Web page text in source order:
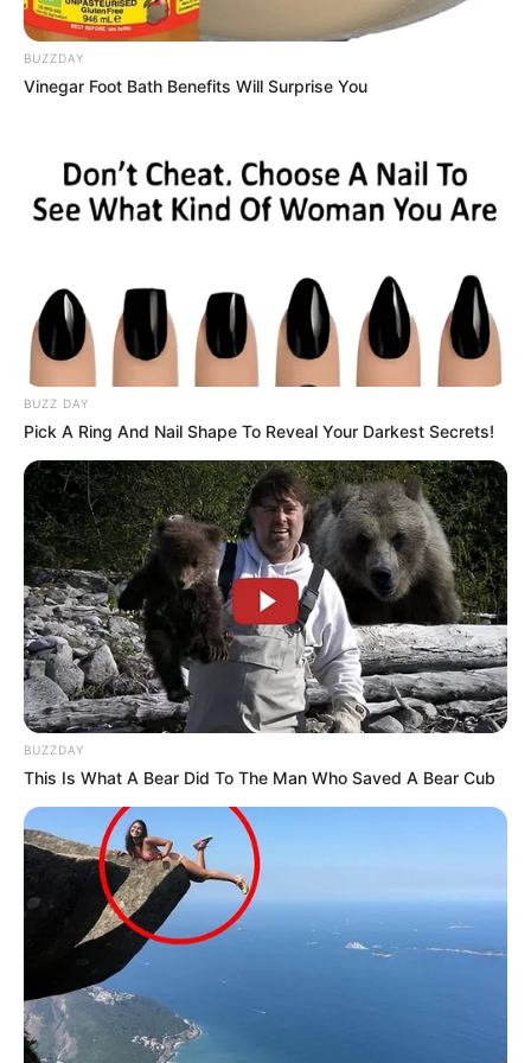
QUINTÉ QATAR PRIX DU JOCKEY
CLUB le Pronostic « Standard » en
1 – 16 – 6 – 10 – 2 – 12 – 3 – 4 / (7)
Découvrez Le Cheval du jour Gagnant ou Placé !
UTILE PAS
QUINTÉ QATAR PRIX DU JOCKEY
CLUB le Pronostic de la presse
PMU de Bilto, Paris-Turf, GENY,
Tiercé-Magazine…
Le pronostic PMU gagnant du Tiercé Quarté Quinté
du jour par 24 des meilleurs quotidiens de la presse
hippique. Le prono turf complet du jour.
Aisne Nouvelle
10 – 6 – 16 – 3 – 12 – 1 – 9 – 4
BILTO.FR
1 – 2 – 6 – 3 – 10 – 12 – 16 – 9
Dauphiné-Libéré
3 – 10 – 6 – 2 – 8 – 4 – 11 – 16
Equidia-Live
10 – 12 – 1 – 16 – 3 – 2 – 7 – 6
Europe1
3 – 10 – 6 – 2 – 8 – 4 – 11 – 16
GENY-COURSES
6 – 10 – 16 – 1 – 2 – 12 – 3 – 11
BUZZDAY
Vinegar Foot Bath Benefits Will Surprise You
BUZZ DAY
Pick A Ring And Nail Shape To Reveal Your Darkest Secrets!
BUZZDAY
This Is What A Bear Did To The Man Who Saved A Bear Cub